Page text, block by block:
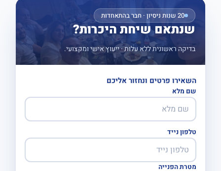
20 שנות ניסיון · חבר בהתאחדות
שנתאם שיחת היכרות?
בדיקה ראשונית ללא עלות · ייעוץ אישי ומקצועי.
השאירו פרטים ונחזור אליכם
שם מלא
טלפון נייד
מטרת הפנייה